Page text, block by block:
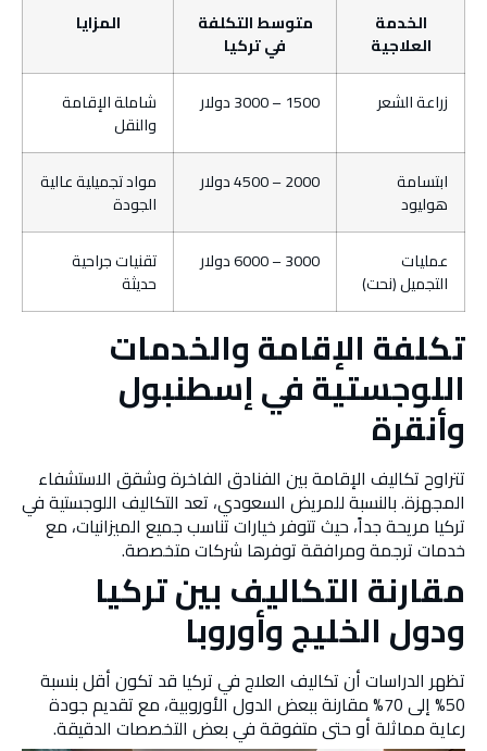
الخدمة
العلاجية
متوسط التكلفة
في تركيا
المزايا
زراعة الشعر 1500 – 3000 دولار شاملة الإقامة
والنقل
ابتسامة
هوليود
2000 – 4500 دولار مواد تجميلية عالية
الجودة
عمليات
التجميل (نحت)
3000 – 6000 دولار تقنيات جراحية
حديثة
تكلفة الإقامة والخدمات
اللوجستية في إسطنبول
وأنقرة
تتراوح تكاليف الإقامة بين الفنادق الفاخرة وشقق الاستشفاء
المجهزة. بالنسبة للمريض السعودي، تعد التكاليف اللوجستية في
تركيا مريحة جداً، حيث تتوفر خيارات تناسب جميع الميزانيات، مع
خدمات ترجمة ومرافقة توفرها شركات متخصصة.
مقارنة التكاليف بين تركيا
ودول الخليج وأوروبا
تظهر الدراسات أن تكاليف العلاج في تركيا قد تكون أقل بنسبة
50% إلى 70% مقارنة ببعض الدول الأوروبية، مع تقديم جودة
رعاية مماثلة أو حتى متفوقة في بعض التخصصات الدقيقة.